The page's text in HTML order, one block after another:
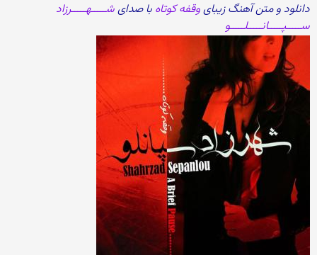
دانلود و متن آهنگ زیبایوقفه کوتاه با صدایشـــــهـــــرزاد
ســـــپـــــانـــــلـــــو